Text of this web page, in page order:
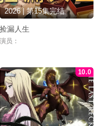
2026 | 第15集完结
捡漏人生
演员：
10.0